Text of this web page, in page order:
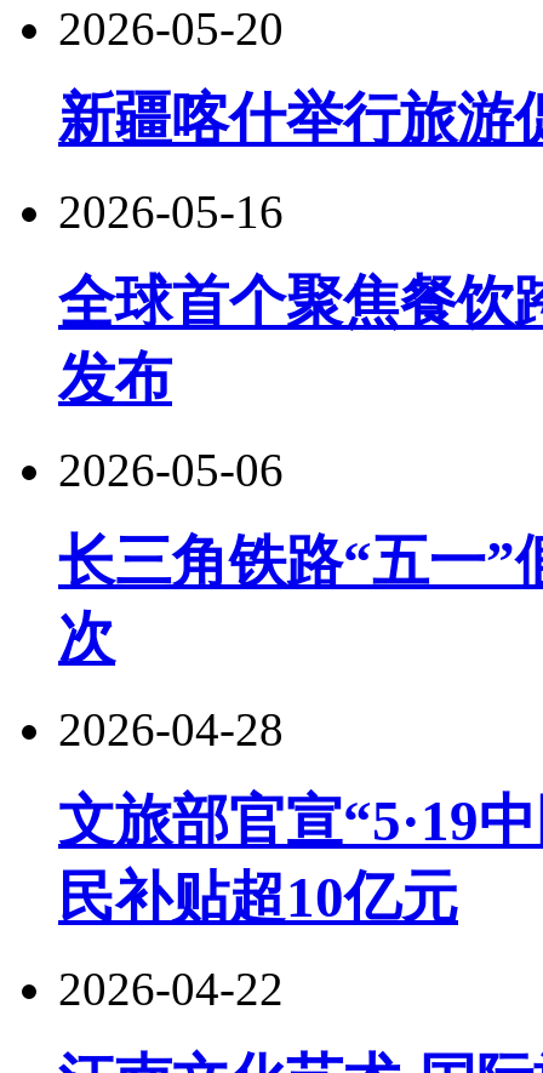
2026-05-20
新疆喀什举行旅游
2026-05-16
全球首个聚焦餐饮
发布
2026-05-06
长三角铁路“五一”
次
2026-04-28
文旅部官宣“5·19
民补贴超10亿元
2026-04-22